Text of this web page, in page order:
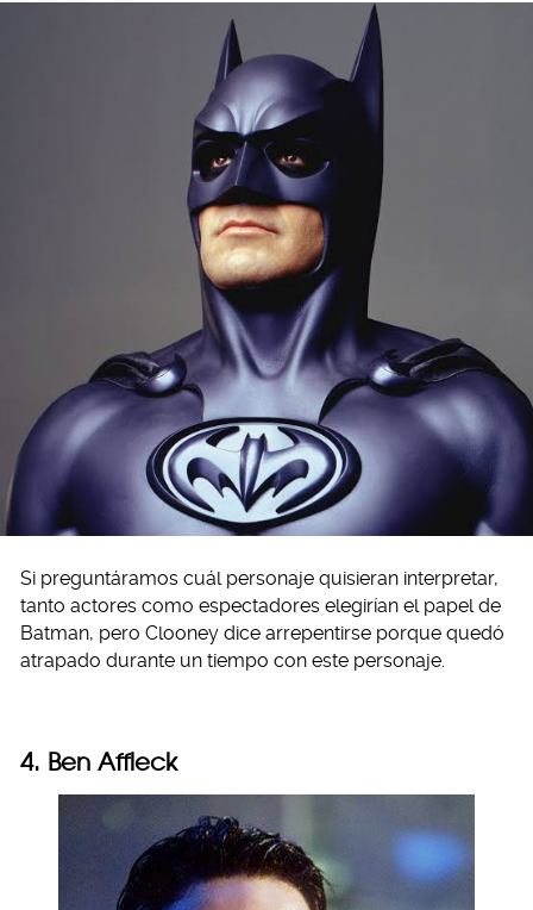
Si preguntáramos cuál personaje quisieran interpretar,
tanto actores como espectadores elegirían el papel de
Batman, pero Clooney dice arrepentirse porque quedó
atrapado durante un tiempo con este personaje.
4. Ben Affleck